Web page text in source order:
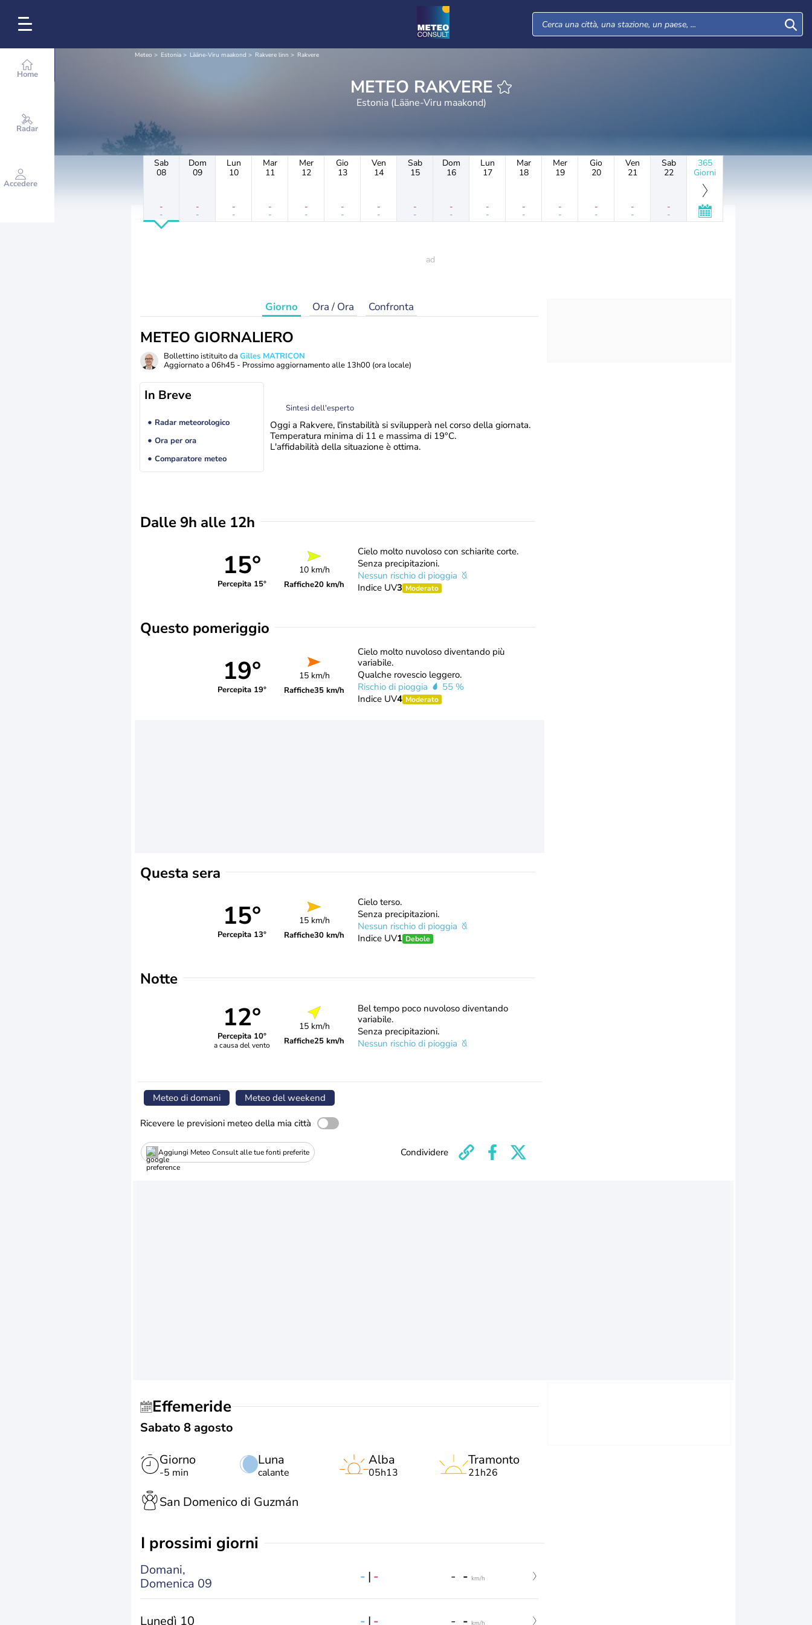
Home
Radar
Accedere
Meteo Estonia Lääne-Viru maakond Rakvere linn Rakvere
METEO RAKVERE
Estonia (Lääne-Viru maakond)
Sab
08
-
-
Dom
09
-
-
Lun
10
-
-
Mar
11
-
-
Mer
12
-
-
Gio
13
-
-
Ven
14
-
-
Sab
15
-
-
Dom
16
-
-
Lun
17
-
-
Mar
18
-
-
Mer
19
-
-
Gio
20
-
-
Ven
21
-
-
Sab
22
-
-
365
Giorni
Giorno Ora / Ora Confronta
METEO GIORNALIERO
Bollettino istituito da Gilles MATRICON
Aggiornato a 06h45 - Prossimo aggiornamento alle 13h00 (ora locale)
In Breve
Radar meteorologico
Ora per ora
Comparatore meteo
Sintesi dell'esperto
Oggi a Rakvere, l'instabilità si svilupperà nel corso della giornata.
Temperatura minima di 11 e massima di 19°C.
L'affidabilità della situazione è ottima.
Dalle 9h alle 12h
15°
Percepita 15°
10 km/h
Raffiche20 km/h
Cielo molto nuvoloso con schiarite corte.
Senza precipitazioni.
Nessun rischio di pioggia
Indice UV3 Moderato
Questo pomeriggio
19°
Percepita 19°
15 km/h
Raffiche35 km/h
Cielo molto nuvoloso diventando più
variabile.
Qualche rovescio leggero.
Rischio di pioggia
55 %
Indice UV4 Moderato
Questa sera
15°
Percepita 13°
15 km/h
Raffiche30 km/h
Cielo terso.
Senza precipitazioni.
Nessun rischio di pioggia
Indice UV1 Debole
Notte
12°
Percepita 10°
a causa del vento
15 km/h
Raffiche25 km/h
Bel tempo poco nuvoloso diventando
variabile.
Senza precipitazioni.
Nessun rischio di pioggia
Meteo di domani Meteo del weekend
Ricevere le previsioni meteo della mia città
Aggiungi Meteo Consult alle tue fonti preferite Condividere
Effemeride
Sabato 8 agosto
Giorno
-5 min
Luna
calante
Alba
05h13
Tramonto
21h26
San Domenico di Guzmán
i prossimi giorni
Domani,
Domenica 09
- | - - - km/h
Lunedì 10 - | - - - km/h